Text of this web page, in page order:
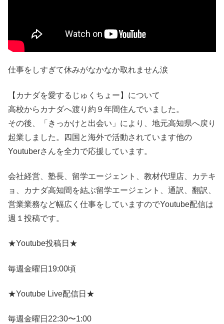
仕事をしすぎて休みがなかなか取れません涙
【カナダを愛するじゅくちょー】について
高校からカナダへ渡り約９年間住んでいました。
その後、「きっかけと出会い」により、地元高知県へ戻り
起業しました。四国と海外で活動されています他の
Youtuberさんを全力で応援しています。
会社経営、塾長、留学エージェント、教材代理店、カテキ
ョ、カナダ高知間を結ぶ留学エージェント、通訳、翻訳、
営業業務など幅広く仕事をしていますのでYoutube配信は
週１投稿です。
★Youtube投稿日★
毎週金曜日19:00頃
★Youtube Live配信日★
毎週金曜日22:30〜1:00